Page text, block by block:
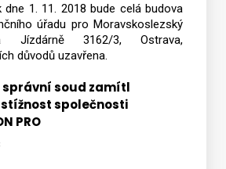
dne 1. 11. 2018 bude celá budova
úřadu pro Moravskoslezský
Jízdárně 3162/3, Ostrava,
důvodů uzavřena.
správní soud zamítl
společnosti
PRO